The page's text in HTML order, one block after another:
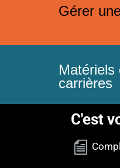
Gérer
Matériels
carrières
C'est